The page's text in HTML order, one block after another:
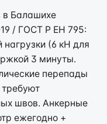
в Балашихе
/ ГОСТ Р ЕН 795:
(6 кН для
3 минуты.
перепады
швов. Анкерные
ежегодно +